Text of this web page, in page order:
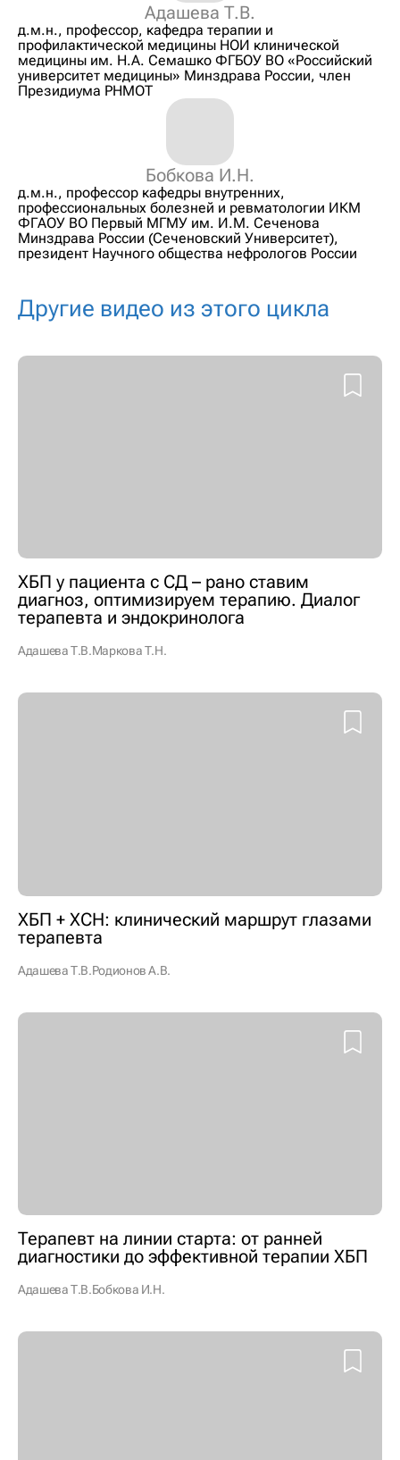
Адашева Т.В.
д.м.н., профессор, кафедра терапии и
профилактической медицины НОИ клинической
медицины им. Н.А. Семашко ФГБОУ ВО «Российский
университет медицины» Минздрава России, член
Президиума РНМОТ
Бобкова И.Н.
д.м.н., профессор кафедры внутренних,
профессиональных болезней и ревматологии ИКМ
ФГАОУ ВО Первый МГМУ им. И.М. Сеченова
Минздрава России (Сеченовский Университет),
президент Научного общества нефрологов России
Другие видео из этого цикла
ХБП у пациента с СД – рано ставим
диагноз, оптимизируем терапию. Диалог
терапевта и эндокринолога
Адашева Т.В.Маркова Т.Н.
ХБП + ХСН: клинический маршрут глазами
терапевта
Адашева Т.В.Родионов А.В.
Терапевт на линии старта: от ранней
диагностики до эффективной терапии ХБП
Адашева Т.В.Бобкова И.Н.